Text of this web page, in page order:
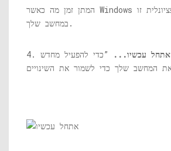
המתן זמן מה כאשר Windows מתקין תכונה אופציונלית זו
במחשב שלך.
אתחל עכשיו...
”כדי להפעיל מחדש